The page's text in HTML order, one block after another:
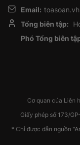
Email:
Tổng biên tập:
Phó Tổng biên
Cơ quan của Liên
Giấy phép số 173/
* Chỉ được dẫn nguồn